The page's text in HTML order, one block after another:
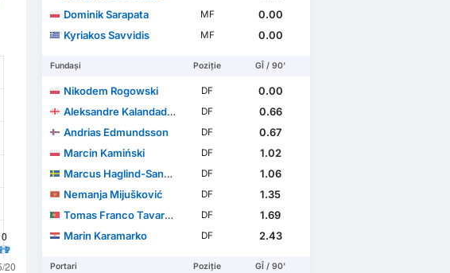
Dominik Sarapata
MF
0.00
Kyriakos Savvidis
MF 0.00
Fundași Poziție GÎ / 90'
Nikodem Rogowski DF
0.00
Aleksandre Kalandadze
DF
0.66
Andrias Edmundsson
DF
0.67
Marcin Kamiński
DF
1.02
Marcus Haglind-Sangré
DF
1.06
Nemanja Mijušković
DF
1.35
Tomas Franco Tavares
DF
1.69
Marin Karamarko
DF 2.43
Portari Poziție GÎ / 90'